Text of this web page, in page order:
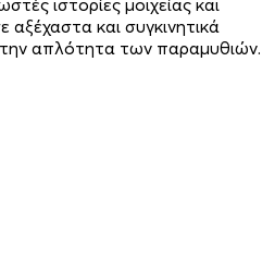
αξέχαστα και συγκινητικά
απλότητα των παραμυθιών.